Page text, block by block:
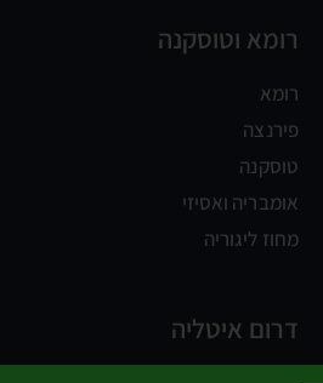
רומא וטוסקנה
רומא
פירנצה
טוסקנה
אומבריה ואסיזי
מחוז ליגוריה
דרום איטליה